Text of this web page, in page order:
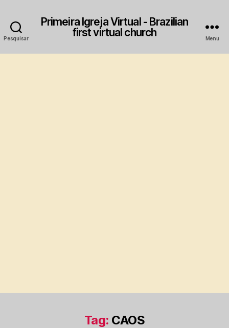
Pesquisar
Primeira Igreja Virtual - Brazilian
first virtual church
Menu
Tag: CAOS